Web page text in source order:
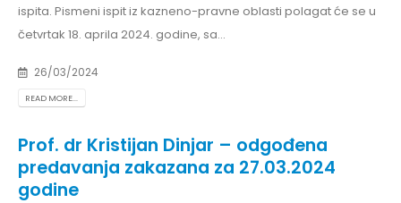
ispita. Pismeni ispit iz kazneno-pravne oblasti polagat će se u
četvrtak 18. aprila 2024. godine, sa...
26/03/2024
READ MORE...
Prof. dr Kristijan Dinjar – odgođena
predavanja zakazana za 27.03.2024
godine